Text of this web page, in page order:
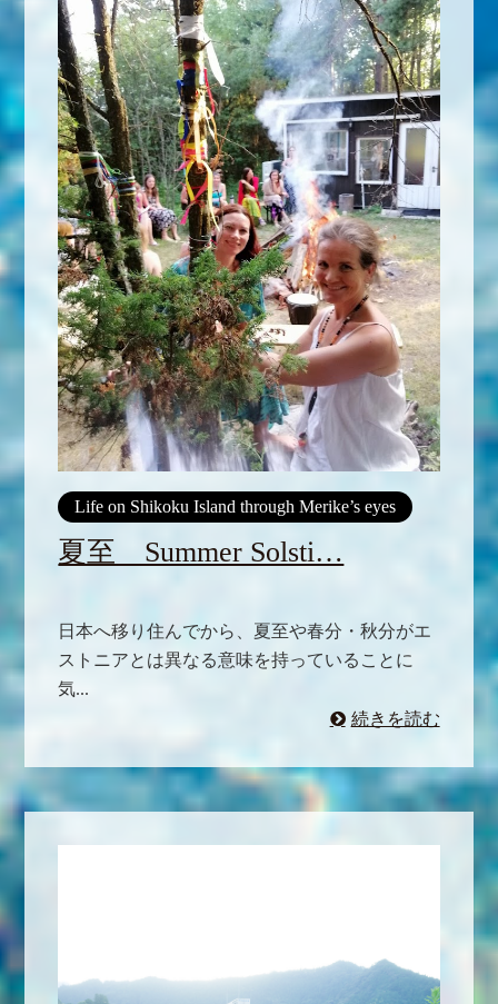
Life on Shikoku Island through Merike’s eyes
夏至 Summer Solsti…
日本へ移り住んでから、夏至や春分・秋分がエ
ストニアとは異なる意味を持っていることに
気...
続きを読む